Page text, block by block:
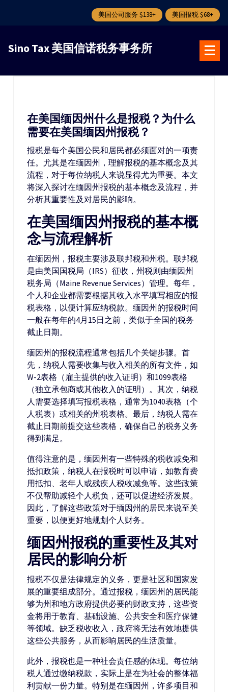
美国公司服务 $138+ 美国报税 $68+
Sino Tax 美国信诺税务事务所
在美国缅因州什么是报税？为什么
需要在美国缅因州报税？
报税是每个美国公民和居民都必须面对的一项责
任。尤其是在缅因州，理解报税的基本概念及其
流程，对于每位纳税人来说显得尤为重要。本文
将深入探讨在缅因州报税的基本概念及流程，并
分析其重要性及对居民的影响。
在美国缅因州报税的基本概
念与流程解析
在缅因州，报税主要涉及联邦税和州税。联邦税
是由美国国税局（IRS）征收，州税则由缅因州
税务局（Maine Revenue Services）管理。每年，
个人和企业都需要根据其收入水平填写相应的报
税表格，以便计算应纳税款。缅因州的报税时间
一般在每年的4月15日之前，类似于全国的税务
截止日期。
缅因州的报税流程通常包括几个关键步骤。首
先，纳税人需要收集与收入相关的所有文件，如
W-2表格（雇主提供的收入证明）和1099表格
（独立承包商或其他收入的证明）。其次，纳税
人需要选择填写报税表格，通常为1040表格（个
人税表）或相关的州税表格。最后，纳税人需在
截止日期前提交这些表格，确保自己的税务义务
得到满足。
值得注意的是，缅因州有一些特殊的税收减免和
抵扣政策，纳税人在报税时可以申请，如教育费
用抵扣、老年人或残疾人税收减免等。这些政策
不仅帮助减轻个人税负，还可以促进经济发展。
因此，了解这些政策对于缅因州的居民来说至关
重要，以便更好地规划个人财务。
缅因州报税的重要性及其对
居民的影响分析
报税不仅是法律规定的义务，更是社区和国家发
展的重要组成部分。通过报税，缅因州的居民能
够为州和地方政府提供必要的财政支持，这些资
金将用于教育、基础设施、公共安全和医疗保健
等领域。缺乏税收收入，政府将无法有效地提供
这些公共服务，从而影响居民的生活质量。
此外，报税也是一种社会责任感的体现。每位纳
税人通过缴纳税款，实际上是在为社会的整体福
利贡献一份力量。特别是在缅因州，许多项目和